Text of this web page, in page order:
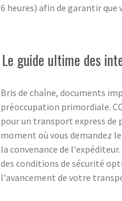
6 heures) afin de garantir
Le guide ultime des
Bris de chaîne, documents
préoccupation primordiale.
pour un transport express de
moment où vous demandez
la convenance de
des conditions de sécurité
l'avancement de votre